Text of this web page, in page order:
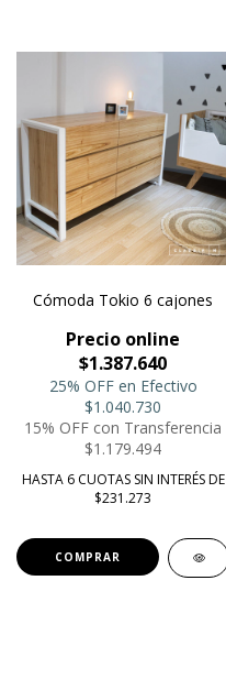
Cómoda Tokio 6 cajones
Precio online
$1.387.640
25% OFF en Efectivo
$1.040.730
15% OFF con Transferencia
$1.179.494
HASTA 6 CUOTAS SIN INTERÉS DE
$231.273
COMPRAR